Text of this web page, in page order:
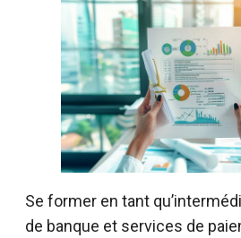
Se former en tant
de banque et services de